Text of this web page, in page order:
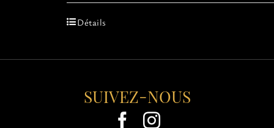
Détails
SUIVEZ-NOUS